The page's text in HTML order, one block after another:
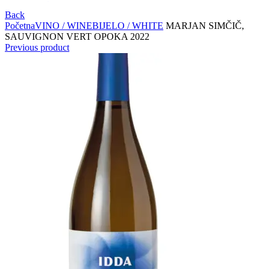
Back
PočetnaVINO / WINEBIJELO / WHITE MARJAN SIMČIČ,
SAUVIGNON VERT OPOKA 2022
Previous product